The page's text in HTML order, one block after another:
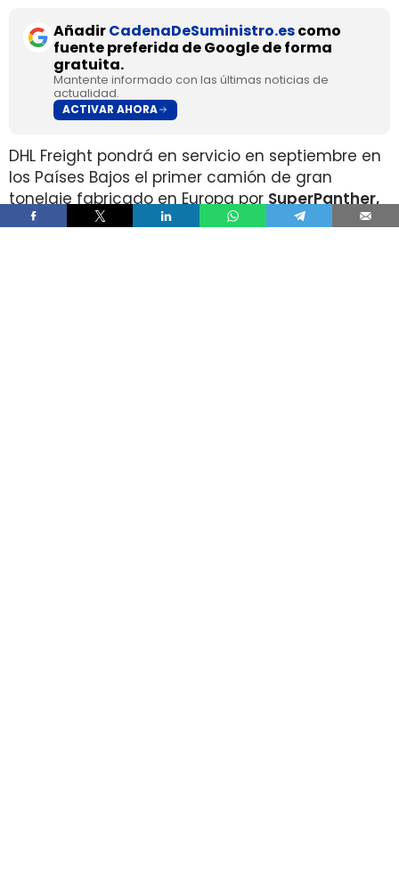
AñadirCadenaDeSuministro.escomo
fuente preferida de Google de forma
gratuita.
Mantente informado con las últimas noticias de
actualidad.
ACTIVAR AHORA
DHL Freight pondrá en servicio en septiembre en
los Países Bajos el primer camión de gran
tonelaje fabricado en Europa por SuperPanther,
después de trasladar la unidad desde Austria